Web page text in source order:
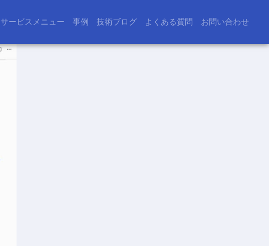
サービスメニュー 事例 技術ブログ よくある質問 お問い合わせ